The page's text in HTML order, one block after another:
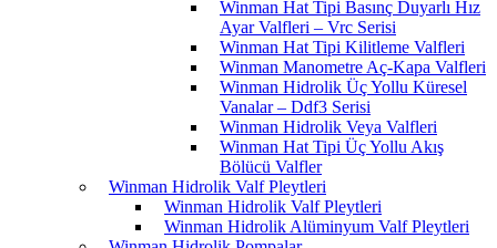
Winman Hat Tipi Basınç Duyarlı Hız
Ayar Valfleri – Vrc Serisi
Winman Hat Tipi Kilitleme Valfleri
Winman Manometre Aç-Kapa Valfleri
Winman Hidrolik Üç Yollu Küresel
Vanalar – Ddf3 Serisi
Winman Hidrolik Veya Valfleri
Winman Hat Tipi Üç Yollu Akış
Bölücü Valfler
Winman Hidrolik Valf Pleytleri
Winman Hidrolik Valf Pleytleri
Winman Hidrolik Alüminyum Valf Pleytleri